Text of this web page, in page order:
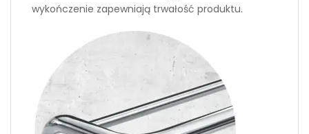
wykończenie zapewniają trwałość produktu.